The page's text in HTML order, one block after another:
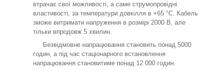
втрачає свої можливості, а саме струмопровідні
властивості, за температури довкілля в +65 °C. Кабель
зможе витримати напруження в розмірі 2000 В, але
тільки впродовж 5 хвилин.
Безвідмовне напрацювання становить понад 5000
годин, а під час стаціонарного встановлення
напрацювання становитиме понад 12 000 годин.